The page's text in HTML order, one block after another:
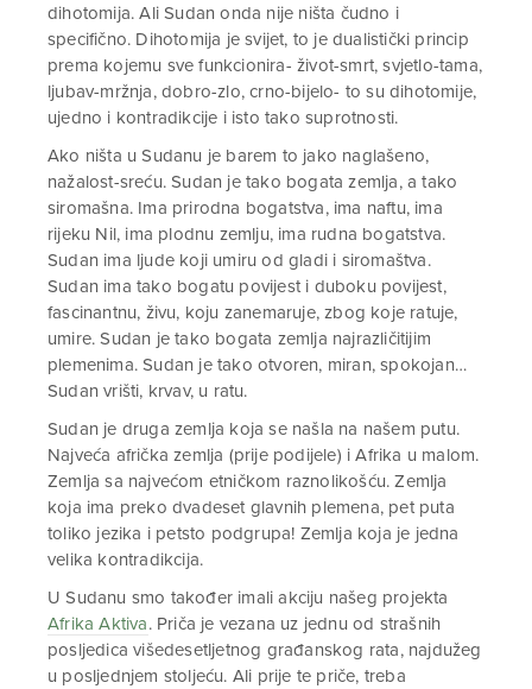
dihotomija. Ali Sudan onda nije ništa čudno i
specifično. Dihotomija je svijet, to je dualistički princip
prema kojemu sve funkcionira- život-smrt, svjetlo-tama,
ljubav-mržnja, dobro-zlo, crno-bijelo- to su dihotomije,
ujedno i kontradikcije i isto tako suprotnosti.
Ako ništa u Sudanu je barem to jako naglašeno,
nažalost-sreću. Sudan je tako bogata zemlja, a tako
siromašna. Ima prirodna bogatstva, ima naftu, ima
rijeku Nil, ima plodnu zemlju, ima rudna bogatstva.
Sudan ima ljude koji umiru od gladi i siromaštva.
Sudan ima tako bogatu povijest i duboku povijest,
fascinantnu, živu, koju zanemaruje, zbog koje ratuje,
umire. Sudan je tako bogata zemlja najrazličitijim
plemenima. Sudan je tako otvoren, miran, spokojan…
Sudan vrišti, krvav, u ratu.
Sudan je druga zemlja koja se našla na našem putu.
Najveća afrička zemlja (prije podijele) i Afrika u malom.
Zemlja sa najvećom etničkom raznolikošću. Zemlja
koja ima preko dvadeset glavnih plemena, pet puta
toliko jezika i petsto podgrupa! Zemlja koja je jedna
velika kontradikcija.
U Sudanu smo također imali akciju našeg projekta
Afrika Aktiva. Priča je vezana uz jednu od strašnih
posljedica višedesetljetnog građanskog rata, najdužeg
u posljednjem stoljeću. Ali prije te priče, treba